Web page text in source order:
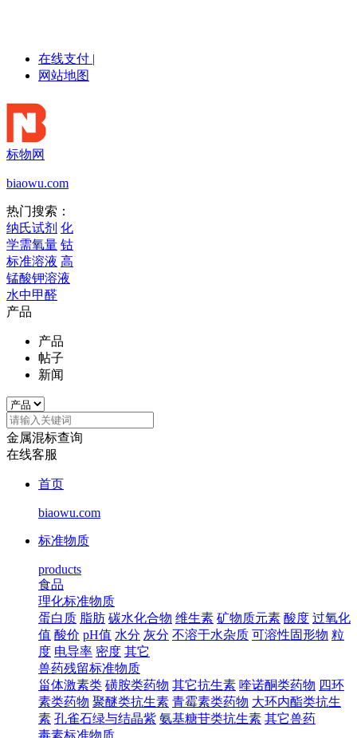
在线支付 |
网站地图
标物网
biaowu.com
热门搜索：
纳氏试剂 化
学需氧量 钴
标准溶液 高
锰酸钾溶液
水中甲醛
产品
产品
帖子
新闻
金属混标查询
在线客服
首页
biaowu.com
标准物质
products
食品
理化标准物质
蛋白质 脂肪 碳水化合物 维生素 矿物质元素 酸度 过氧化
值 酸价 pH值 水分 灰分 不溶于水杂质 可溶性固形物 粒
度 电导率 密度 其它
兽药残留标准物质
甾体激素类 磺胺类药物 其它抗生素 喹诺酮类药物 四环
素类药物 聚醚类抗生素 青霉素类药物 大环内酯类抗生
素 孔雀石绿与结晶紫 氨基糖苷类抗生素 其它兽药
毒素标准物质